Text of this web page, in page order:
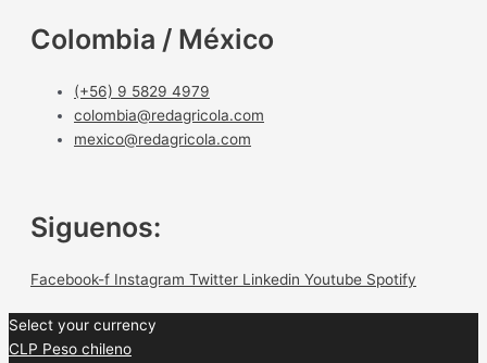
Colombia / México
(+56) 9 5829 4979
colombia@redagricola.com
mexico@redagricola.com
Siguenos:
Facebook-f Instagram Twitter Linkedin Youtube Spotify
Select your currency
CLP Peso chileno